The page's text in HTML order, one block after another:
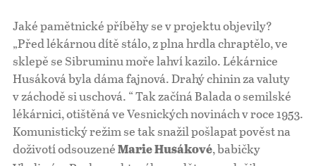
Jaké pamětnické příběhy se v projektu objevily?
„Před lékárnou dítě stálo, z plna hrdla chraptělo, ve
sklepě se Sibruminu moře lahví kazilo. Lékárnice
Husáková byla dáma fajnová. Drahý chinin za valuty
v záchodě si uschová. “ Tak začíná Balada o semilské
lékárnici, otištěná ve Vesnických novinách v roce 1953.
Komunistický režim se tak snažil pošlapat pověst na
doživotí odsouzené Marie Husákové, babičky